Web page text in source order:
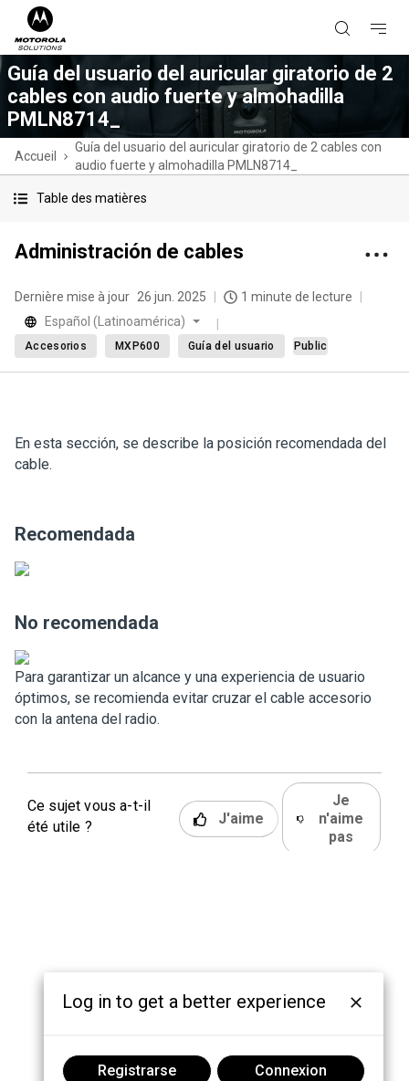
Guía del usuario del auricular giratorio de 2
cables con audio fuerte y almohadilla
PMLN8714_
Accueil
Guía del usuario del auricular giratorio de 2 cables con
audio fuerte y almohadilla PMLN8714_
Table des matières
Administración de cables
Dernière mise à jour 26 jun. 2025
1 minute de lecture
Español (Latinoamérica)
Accesorios MXP600 Guía del usuario Public
En esta sección, se describe la posición recomendada del
cable.
Recomendada
No recomendada
Para garantizar un alcance y una experiencia de usuario
óptimos, se recomienda evitar cruzar el cable accesorio
con la antena del radio.
Ce sujet vous a-t-il
été utile ?
J'aime
Je
n'aime
pas
Log in to get a better experience
Registrarse Connexion